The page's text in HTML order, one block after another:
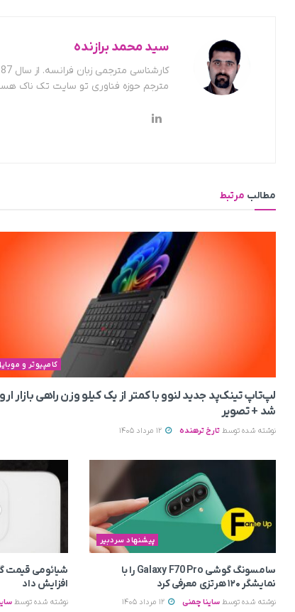
سید محمد برازنده
مترجم حوزه فناوری تو سایت تک ناک
مطالب مرتبط
کامپیوتر و
لپ‌تاپ تینک‌پد جدید لنوو با کمتر از یک کیلو وزن راهی بازار
شد + تصویر
نوشته شده توسط تارخ ترهنده
پیشنهاد سردبیر
سامسونگ گوشی Galaxy F70 Pro را با
نمایشگر ۱۲۰ هرتزی معرفی کرد
نوشته شده توسط ساینا چمنی
شیائومی قیمت
افزایش داد
نوشته شده توسط